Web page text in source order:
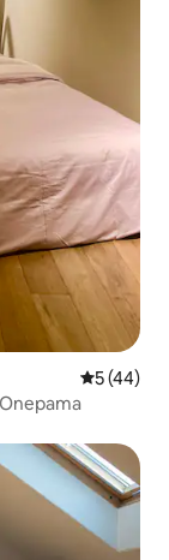
Средна
5 (44)